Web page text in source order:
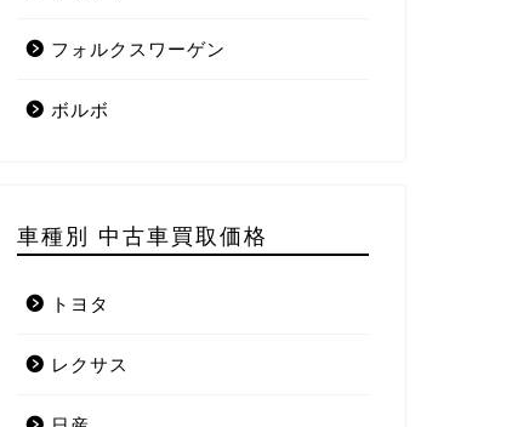
フォルクスワーゲン
ボルボ
車種別 中古車買取価格
トヨタ
レクサス